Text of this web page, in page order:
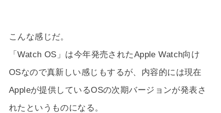
こんな感じだ。
「Watch OS」は今年発売されたApple Watch向け
OSなので真新しい感じもするが、内容的には現在
Appleが提供しているOSの次期バージョンが発表さ
れたというものになる。